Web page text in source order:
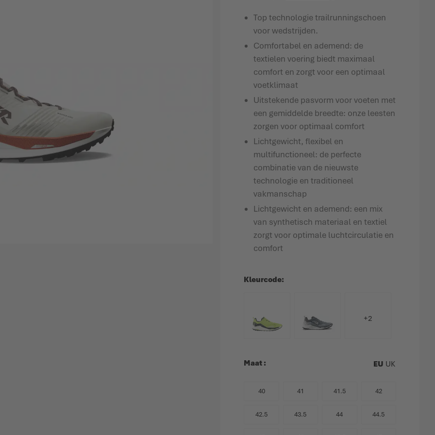
Top technologie trailrunningschoen
voor wedstrijden.
Comfortabel en ademend: de
textielen voering biedt maximaal
comfort en zorgt voor een optimaal
voetklimaat
Uitstekende pasvorm voor voeten met
een gemiddelde breedte: onze leesten
zorgen voor optimaal comfort
Lichtgewicht, flexibel en
multifunctioneel: de perfecte
combinatie van de nieuwste
technologie en traditioneel
vakmanschap
Lichtgewicht en ademend: een mix
van synthetisch materiaal en textiel
zorgt voor optimale luchtcirculatie en
comfort
Kleurcode
+2
Maat EU UK
40 41 41.5 42
42.5 43.5 44 44.5